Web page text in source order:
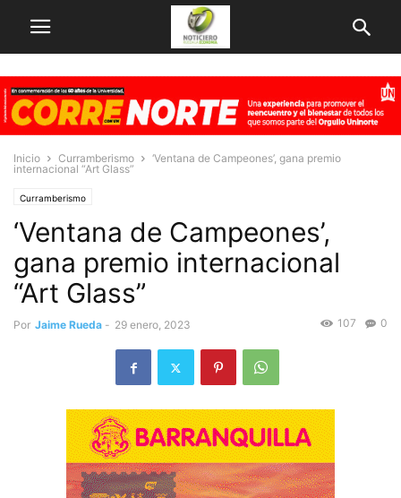
Inicio Curramberismo
‘Ventana de Campeones’, gana premio
internacional “Art Glass”
Curramberismo
‘Ventana de Campeones’,
gana premio internacional
“Art Glass”
Por Jaime Rueda - 29 enero, 2023 0
107